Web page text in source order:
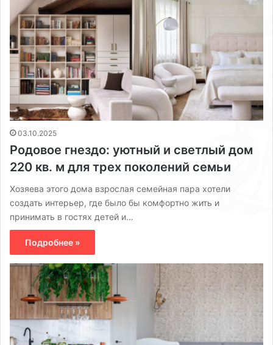
03.10.2025
Родовое гнездо: уютный и светлый дом
220 кв. м для трех поколений семьи
Хозяева этого дома взрослая семейная пара хотели
создать интерьер, где было бы комфортно жить и
принимать в гостях детей и…
Подробнее »